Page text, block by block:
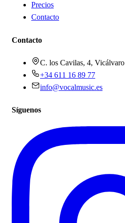
Precios
Contacto
Contacto
C. los Cavilas, 4, Vicálvaro
+34 611 16 89 77
info@vocalmusic.es
Síguenos